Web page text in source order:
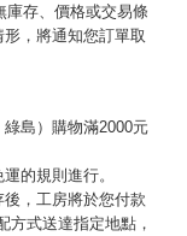
庫存、價格或交易條
，將通知您訂單取
島）購物滿2000元
的規則進行。
，工房將於您付款
方式送達指定地點，